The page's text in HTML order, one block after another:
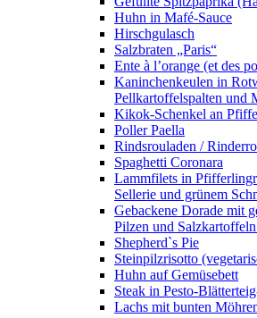
Huhn in Mafé-Sauce
Hirschgulasch
Salzbraten „Paris“
Ente à l’orange (et des
Kaninchenkeulen in
Pellkartoffelspalten und
Kikok-Schenkel an
Poller Paella
Rindsrouladen /
Spaghetti Coronara
Lammfilets in
Sellerie und grünem
Gebackene Dorade mit
Pilzen und
Shepherd`s Pie
Steinpilzrisotto
Huhn auf Gemüsebett
Steak in Pesto-
Lachs mit bunten